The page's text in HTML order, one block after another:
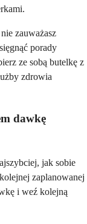
zauważasz
porady
ze sobą butelkę z
zdrowia
dawkę
jak sobie
zaplanowanej
i weź kolejną